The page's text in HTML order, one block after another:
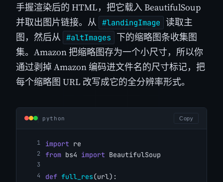
手握渲染后的 HTML，把它载入 BeautifulSoup
并取出图片链接。从 #landingImage 读取主
图，然后从 #altImages
下的缩略图条收集图
集。Amazon 把缩略图存为一个小尺寸，所以你
通过剥掉 Amazon 编码进文件名的尺寸标记，把
每个缩略图 URL 改写成它的全分辨率形式。
python Copy
import re
from bs4 import BeautifulSoup
def full_res(url):